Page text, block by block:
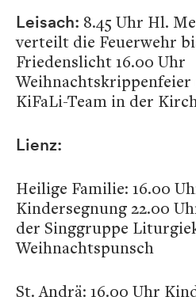
Leisach: 8.45 Uhr Hl.
verteilt die Feuerwehr
Friedenslicht 16.00 Uhr
KiFaLi-Team in der
Lienz:
Heilige Familie: 16.00
Kindersegnung 22.00
der Singgruppe
Weihnachtspunsch
St. Andrä: 16.00 Uhr